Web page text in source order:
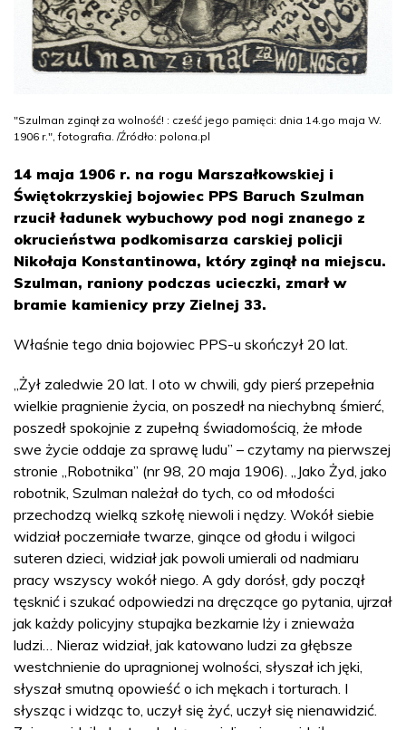
"Szulman zginął za wolność! : cześć jego pamięci: dnia 14.go maja W.
1906 r.", fotografia. /Źródło: polona.pl
14 maja 1906 r. na rogu Marszałkowskiej i
Świętokrzyskiej bojowiec PPS Baruch Szulman
rzucił ładunek wybuchowy pod nogi znanego z
okrucieństwa podkomisarza carskiej policji
Nikołaja Konstantinowa, który zginął na miejscu.
Szulman, raniony podczas ucieczki, zmarł w
bramie kamienicy przy Zielnej 33.
Właśnie tego dnia bojowiec PPS-u skończył 20 lat.
„Żył zaledwie 20 lat. I oto w chwili, gdy pierś przepełnia
wielkie pragnienie życia, on poszedł na niechybną śmierć,
poszedł spokojnie z zupełną świadomością, że młode
swe życie oddaje za sprawę ludu” – czytamy na pierwszej
stronie „Robotnika” (nr 98, 20 maja 1906). „Jako Żyd, jako
robotnik, Szulman należał do tych, co od młodości
przechodzą wielką szkołę niewoli i nędzy. Wokół siebie
widział poczerniałe twarze, ginące od głodu i wilgoci
suteren dzieci, widział jak powoli umierali od nadmiaru
pracy wszyscy wokół niego. A gdy dorósł, gdy począł
tęsknić i szukać odpowiedzi na dręczące go pytania, ujrzał
jak każdy policyjny stupajka bezkarnie lży i znieważa
ludzi… Nieraz widział, jak katowano ludzi za głębsze
westchnienie do upragnionej wolności, słyszał ich jęki,
słyszał smutną opowieść o ich mękach i torturach. I
słysząc i widząc to, uczył się żyć, uczył się nienawidzić.